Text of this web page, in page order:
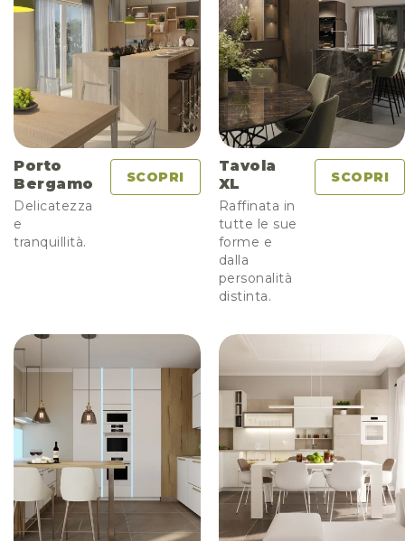
Porto
Bergamo
Delicatezza
e
tranquillità.
SCOPRI
Tavola
XL
Raffinata in
tutte le sue
forme e
dalla
personalità
distinta.
SCOPRI